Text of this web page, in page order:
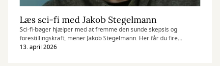
Læs sci-fi med Jakob Stegelmann
Sci-fi-bøger hjælper med at fremme den sunde skepsis og
forestillingskraft, mener Jakob Stegelmann. Her får du fire
anbefalinger fra ham.
13. april 2026